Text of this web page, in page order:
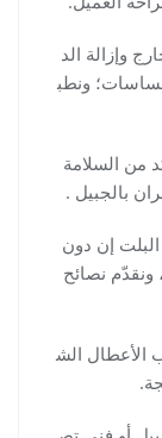
وإزالة الد
ونطب
من السلامة
بالجبيل .
إن دون
ونقدّم نصائح
الأعطال الش